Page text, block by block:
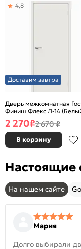
Доставим завтра
Дверь межкомнатная
Финиш Флекс Л-14
глухая, каркасно-щитовая
4,8
2 270₽2 670 ₽
В корзину
Настоящие
На нашем сайте
Мария
Долго выбирали